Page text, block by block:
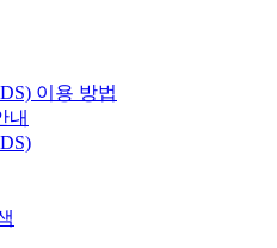
이용 방법
내